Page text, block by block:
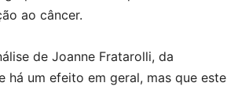
ao câncer.
de Joanne Fratarolli, da
há um efeito em geral, mas que este